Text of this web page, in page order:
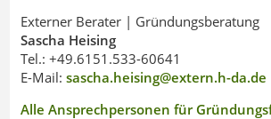
Externer Berater | Gründungsberatung
Sascha Heising
Tel.: +49.6151.533-60641
E-Mail: sascha.heising@extern.h-da.de
Alle Ansprechpersonen für